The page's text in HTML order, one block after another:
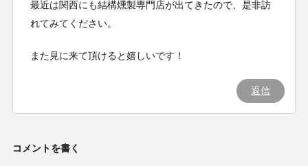
最近は関西にも結構燻製専門店が出てきたので、是非訪
れてみてください。
また見に来て頂けると嬉しいです！
返信
コメントを書く